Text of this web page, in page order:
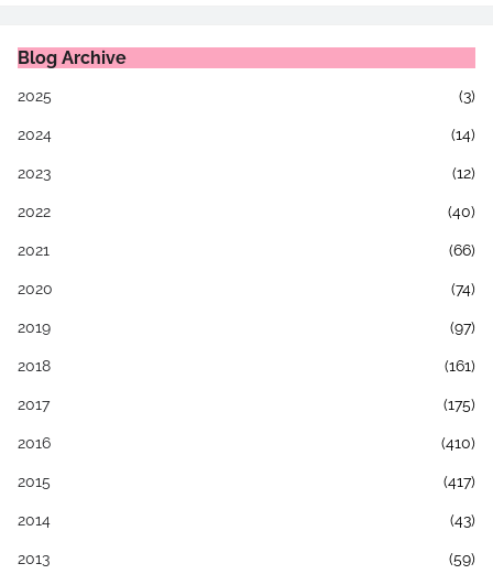
Blog Archive
2025 (3)
2024 (14)
2023 (12)
2022 (40)
2021 (66)
2020 (74)
2019 (97)
2018 (161)
2017 (175)
2016 (410)
2015 (417)
2014 (43)
2013 (59)